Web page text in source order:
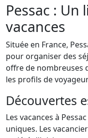
Pessac : Un
vacances
Située en France,
pour organiser des
offre de nombreuses
les profils de
Découvertes
Les vacances à
uniques. Les